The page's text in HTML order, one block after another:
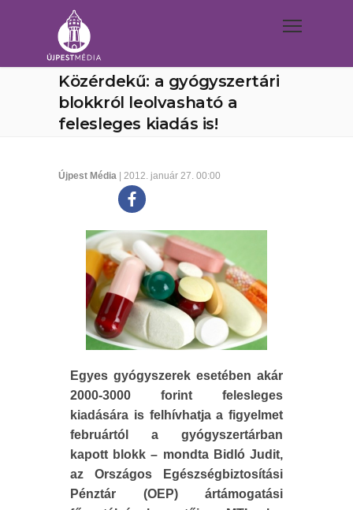
Közérdekű: a gyógyszertári
blokkról leolvasható a
felesleges kiadás is!
Újpest Média | 2012. január 27. 00:00
Egyes gyógyszerek esetében akár
2000-3000 forint felesleges
kiadására is felhívhatja a figyelmet
februártól a gyógyszertárban
kapott blokk – mondta Bidló Judit,
az Országos Egészségbiztosítási
Pénztár (OEP) ártámogatási